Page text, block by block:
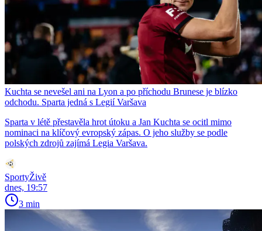
Kuchta se nevešel ani na Lyon a po příchodu Brunese je blízko
odchodu. Sparta jedná s Legií Varšava
Sparta v létě přestavěla hrot útoku a Jan Kuchta se ocitl mimo
nominaci na klíčový evropský zápas. O jeho služby se podle
polských zdrojů zajímá Legia Varšava.
SportyŽivě
dnes, 19:57
3 min